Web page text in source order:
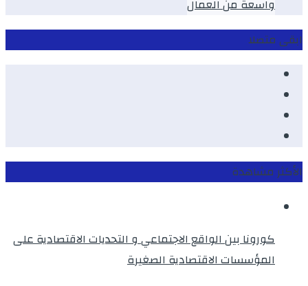
واسعة من العمال
ابقى متصلا
الأكثر مشاهدة
كورونا بين الواقع الاجتماعي و التحديات الاقتصادية على
المؤسسات الاقتصادية الصغيرة